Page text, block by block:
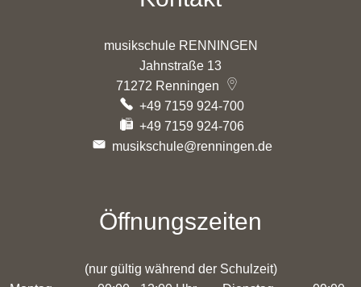
musikschule RENNINGEN
Jahnstraße 13
71272 Renningen
+49 7159 924-700
+49 7159 924-706
musikschule@renningen.de
Öffnungszeiten
(nur gültig während der Schulzeit)